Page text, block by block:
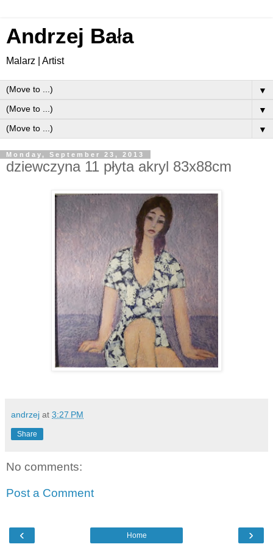
Andrzej Bała
Malarz | Artist
▼
▼
▼
Monday, September 23, 2013
dziewczyna 11 płyta akryl 83x88cm
andrzej at 3:27 PM
Share
No comments:
Post a Comment
‹ ›
Home